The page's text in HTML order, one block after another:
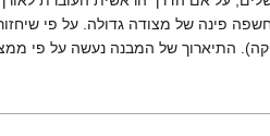
התיארוך של המבנה נעשה על פי